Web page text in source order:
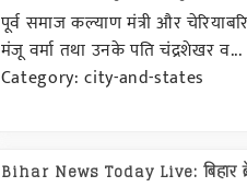
पूर्व समाज कल्याण मंत्री और
मंजू वर्मा तथा उनके पति चंद्रशेखर व...
Category: city-and-states
Bihar News Today Live: बिहार